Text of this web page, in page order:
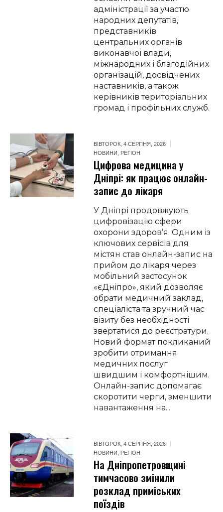
адміністрації за участю
народних депутатів,
представників
центральних органів
виконавчої влади,
міжнародних і благодійних
організацій, досвідчених
наставників, а також
керівників територіальних
громад і профільних служб.
ВІВТОРОК, 4 СЕРПНЯ, 2026
НОВИНИ
РЕГІОН
Цифрова медицина у
Дніпрі: як працює онлайн-
запис до лікаря
У Дніпрі продовжують
цифровізацію сфери
охорони здоров’я. Одним із
ключових сервісів для
містян став онлайн-запис на
прийом до лікаря через
мобільний застосунок
«єДніпро», який дозволяє
обрати медичний заклад,
спеціаліста та зручний час
візиту без необхідності
звертатися до реєстратури.
Новий формат покликаний
зробити отримання
медичних послуг
швидшим і комфортнішим.
Онлайн-запис допомагає
скоротити черги, зменшити
навантаження на...
ВІВТОРОК, 4 СЕРПНЯ, 2026
НОВИНИ
РЕГІОН
На Дніпропетровщині
тимчасово змінили
розклад приміських
поїздів